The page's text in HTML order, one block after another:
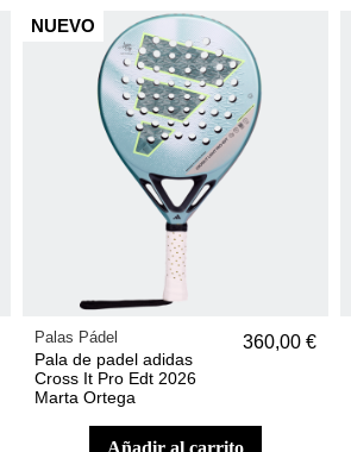
NUEVO
Palas Pádel
Pala de padel adidas
Cross It Pro Edt 2026
Marta Ortega
360,00 €